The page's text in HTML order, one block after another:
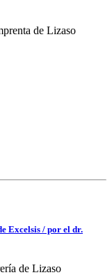
de Lizaso
Excelsis / por el dr.
de Lizaso